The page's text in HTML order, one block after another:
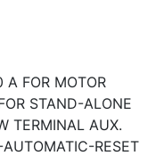
A FOR MOTOR
STAND-ALONE
TERMINAL AUX.
RESET